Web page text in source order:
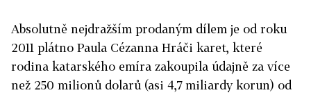
Absolutně nejdražším prodaným dílem je od roku
2011 plátno Paula Cézanna Hráči karet, které
rodina katarského emíra zakoupila údajně za více
než 250 milionů dolarů (asi 4,7 miliardy korun) od